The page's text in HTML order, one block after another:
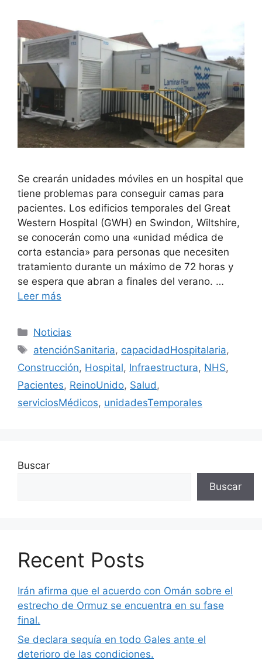
Se crearán unidades móviles en un hospital que
tiene problemas para conseguir camas para
pacientes. Los edificios temporales del Great
Western Hospital (GWH) en Swindon, Wiltshire,
se conocerán como una «unidad médica de
corta estancia» para personas que necesiten
tratamiento durante un máximo de 72 horas y
se espera que abran a finales del verano. …
Leer más
Categorías
Noticias
Etiquetas
atenciónSanitaria, capacidadHospitalaria,
Construcción, Hospital, Infraestructura, NHS,
Pacientes, ReinoUnido, Salud ,
serviciosMédicos, unidadesTemporales
Buscar
Buscar
Recent Posts
Irán afirma que el acuerdo con Omán sobre el
estrecho de Ormuz se encuentra en su fase
final.
Se declara sequía en todo Gales ante el
deterioro de las condiciones.